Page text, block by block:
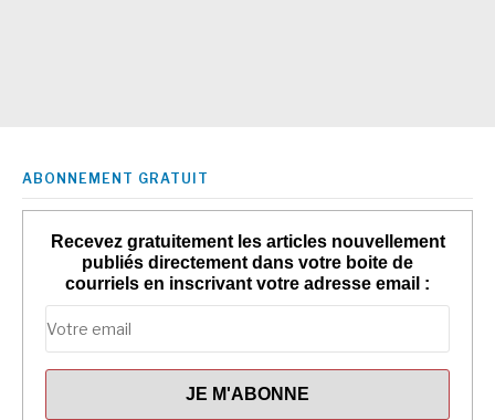
ABONNEMENT GRATUIT
Recevez gratuitement les articles nouvellement
publiés directement dans votre boite de
courriels en inscrivant votre adresse email :